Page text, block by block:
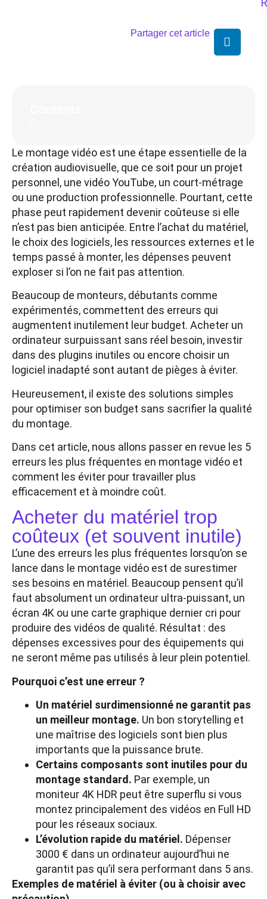
Partager cet article
Le montage vidéo est une étape essentielle de la
création audiovisuelle, que ce soit pour un projet
personnel, une vidéo YouTube, un court-métrage
ou une production professionnelle. Pourtant, cette
phase peut rapidement devenir coûteuse si elle
n’est pas bien anticipée. Entre l’achat du matériel,
le choix des logiciels, les ressources externes et le
temps passé à monter, les dépenses peuvent
exploser si l’on ne fait pas attention.
Beaucoup de monteurs, débutants comme
expérimentés, commettent des erreurs qui
augmentent inutilement leur budget. Acheter un
ordinateur surpuissant sans réel besoin, investir
dans des plugins inutiles ou encore choisir un
logiciel inadapté sont autant de pièges à éviter.
Heureusement, il existe des solutions simples
pour optimiser son budget sans sacrifier la qualité
du montage.
Dans cet article, nous allons passer en revue les 5
erreurs les plus fréquentes en montage vidéo et
comment les éviter pour travailler plus
efficacement et à moindre coût.
Acheter du matériel trop
coûteux (et souvent inutile)
L’une des erreurs les plus fréquentes lorsqu’on se
lance dans le montage vidéo est de surestimer
ses besoins en matériel. Beaucoup pensent qu’il
faut absolument un ordinateur ultra-puissant, un
écran 4K ou une carte graphique dernier cri pour
produire des vidéos de qualité. Résultat : des
dépenses excessives pour des équipements qui
ne seront même pas utilisés à leur plein potentiel.
Pourquoi c’est une erreur ?
Un matériel surdimensionné ne garantit pas
un meilleur montage. Un bon storytelling et
une maîtrise des logiciels sont bien plus
importants que la puissance brute.
Certains composants sont inutiles pour du
montage standard. Par exemple, un
moniteur 4K HDR peut être superflu si vous
montez principalement des vidéos en Full HD
pour les réseaux sociaux.
L’évolution rapide du matériel. Dépenser
3000 € dans un ordinateur aujourd’hui ne
garantit pas qu’il sera performant dans 5 ans.
Exemples de matériel à éviter (ou à choisir avec